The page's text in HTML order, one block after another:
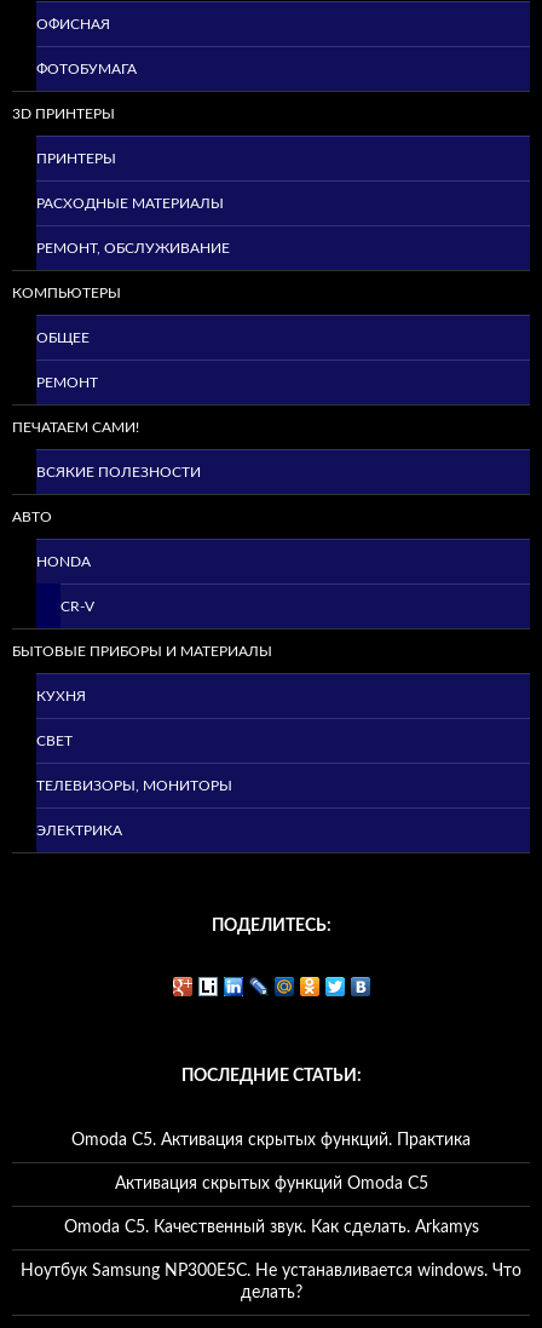
ОФИСНАЯ
ФОТОБУМАГА
3D ПРИНТЕРЫ
ПРИНТЕРЫ
РАСХОДНЫЕ МАТЕРИАЛЫ
РЕМОНТ, ОБСЛУЖИВАНИЕ
КОМПЬЮТЕРЫ
ОБЩЕЕ
РЕМОНТ
ПЕЧАТАЕМ САМИ!
ВСЯКИЕ ПОЛЕЗНОСТИ
АВТО
HONDA
CR-V
БЫТОВЫЕ ПРИБОРЫ И МАТЕРИАЛЫ
КУХНЯ
СВЕТ
ТЕЛЕВИЗОРЫ, МОНИТОРЫ
ЭЛЕКТРИКА
ПОДЕЛИТЕСЬ:
ПОСЛЕДНИЕ СТАТЬИ:
Omoda C5. Активация скрытых функций. Практика
Активация скрытых функций Omoda C5
Omoda C5. Качественный звук. Как сделать. Arkamys
Ноутбук Samsung NP300E5C. Не устанавливается windows. Что
делать?